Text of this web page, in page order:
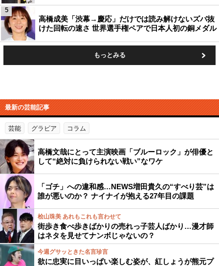
高橋成美「渋幕→慶応」だけでは読み解けないズバ抜
けた回転の速さ 世界選手権ペアで日本人初の銅メダル
5
もっとみる
最新の芸能記事
芸能 グラビア コラム
高橋文哉にとって主演映画「ブルーロック」が俳優と
して“絶対に負けられない戦い”なワケ
「ゴチ」への違和感…NEWS増田貴久の“すべり芸”は
誰が悪いのか？ ナイナイが抱える27年目の課題
桧山珠美 あれもこれも言わせて
街歩き食べ歩きばかりの売れっ子芸人ばかり…漫才師
はネタを見せてナンボじゃないの？
今週グサッときた名言珍言
欲に忠実に目いっぱい楽しむ姿が、紅しょうが熊元プ